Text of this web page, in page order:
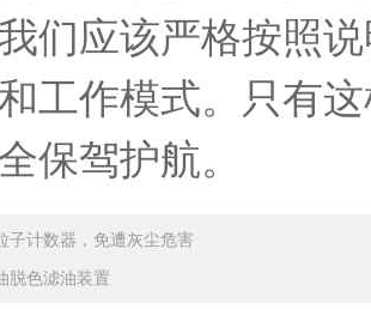
们应该严格按照
工作模式。只有
保驾护航。
子计数器，免遭灰尘危害
脱色滤油装置